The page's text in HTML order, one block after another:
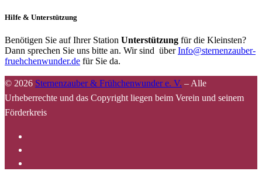
Hilfe & Unterstützung
Benötigen Sie auf Ihrer Station Unterstützung für die Kleinsten?
Dann sprechen Sie uns bitte an. Wir sind überInfo@sternenzauber-
fruehchenwunder.de für Sie da.
© 2026 Sternenzauber & Frühchenwunder e. V. – Alle
Urheberrechte und das Copyright liegen beim Verein und seinem
Förderkreis